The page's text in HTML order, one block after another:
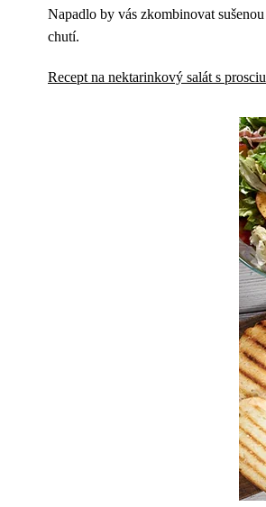
Napadlo by vás zkombinovat
chutí.
Recept na nektarinkový salát s